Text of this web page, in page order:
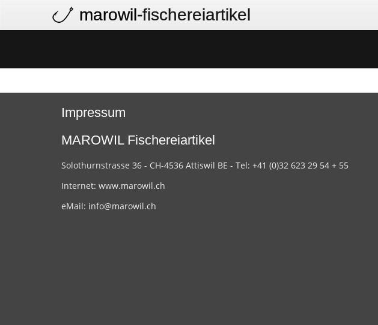
marowil-fischereiartikel
Impressum
MAROWIL Fischereiartikel
Solothurnstrasse 36 - CH-4536 Attiswil BE - Tel: +41 (0)32 623 29 54 + 55
Internet: www.marowil.ch
eMail: info@marowil.ch